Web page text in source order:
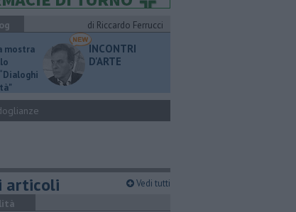
di Riccardo Ferrucci
mostra
INCONTRI
D'ARTE
articoli Vedi tutti